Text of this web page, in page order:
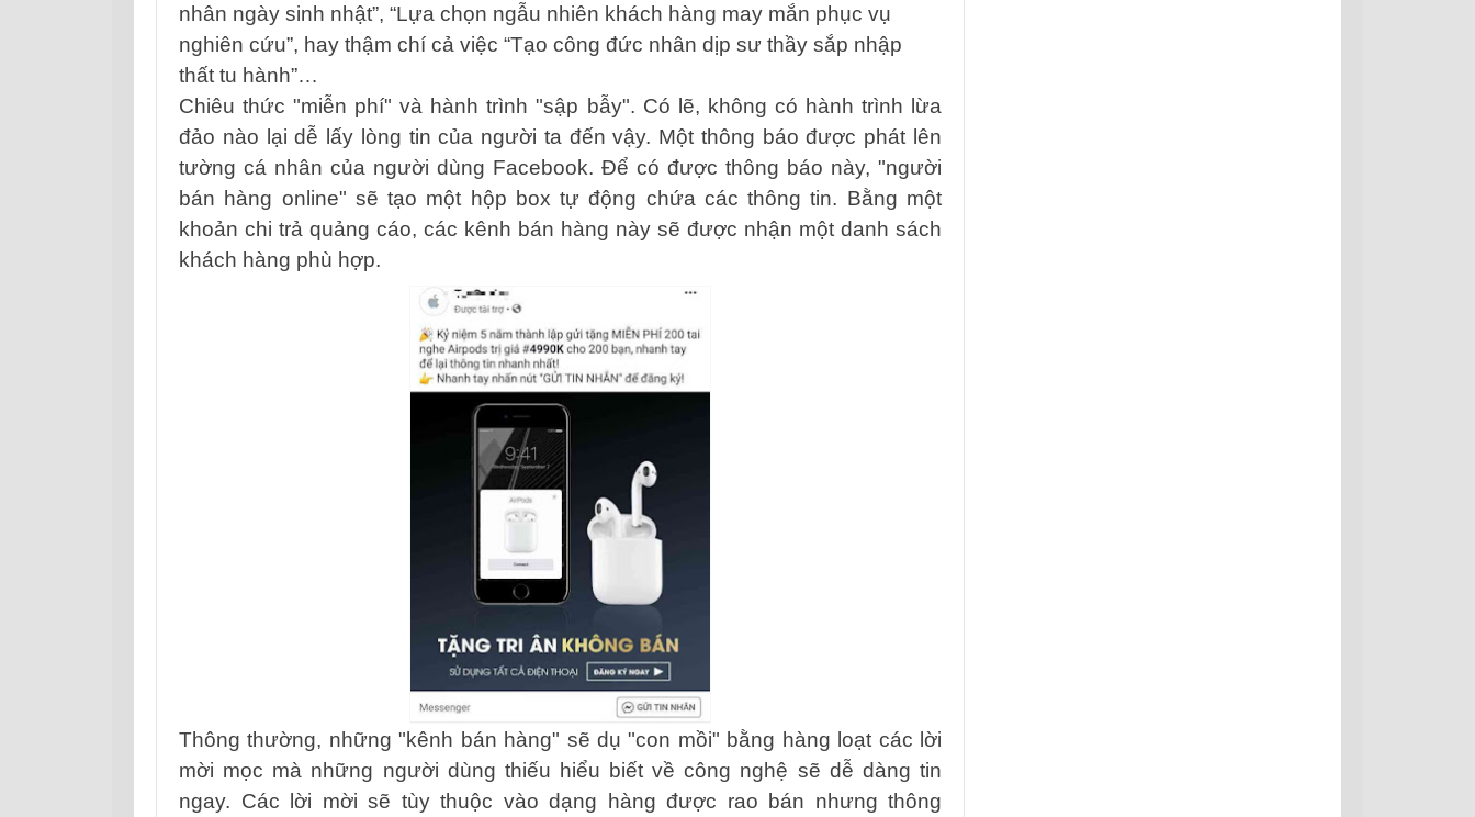
nhân ngày sinh nhật”, “Lựa chọn ngẫu nhiên khách hàng may mắn phục vụ
nghiên cứu”, hay thậm chí cả việc “Tạo công đức nhân dịp sư thầy sắp nhập
thất tu hành”…
Chiêu thức "miễn phí" và hành trình "sập bẫy". Có lẽ, không có hành trình lừa
đảo nào lại dễ lấy lòng tin của người ta đến vậy. Một thông báo được phát lên
tường cá nhân của người dùng Facebook. Để có được thông báo này, "người
bán hàng online" sẽ tạo một hộp box tự động chứa các thông tin. Bằng một
khoản chi trả quảng cáo, các kênh bán hàng này sẽ được nhận một danh sách
khách hàng phù hợp.
Thông thường, những "kênh bán hàng" sẽ dụ "con mồi" bằng hàng loạt các lời
mời mọc mà những người dùng thiếu hiểu biết về công nghệ sẽ dễ dàng tin
ngay. Các lời mời sẽ tùy thuộc vào dạng hàng được rao bán nhưng thông